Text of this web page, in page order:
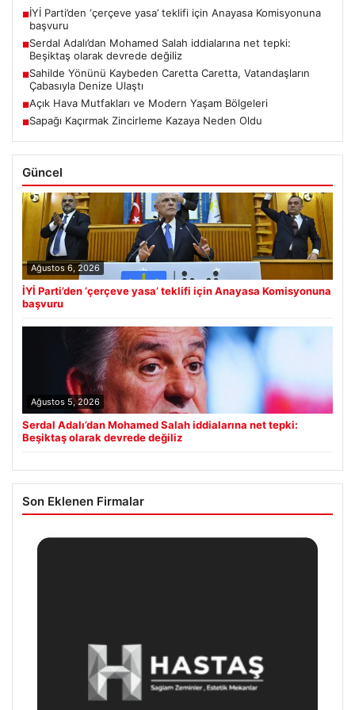
■İYİ Parti’den ‘çerçeve yasa’ teklifi için Anayasa Komisyonuna
başvuru
■Serdal Adalı’dan Mohamed Salah iddialarına net tepki:
Beşiktaş olarak devrede değiliz
■Sahilde Yönünü Kaybeden Caretta Caretta, Vatandaşların
Çabasıyla Denize Ulaştı
■Açık Hava Mutfakları ve Modern Yaşam Bölgeleri
■Sapağı Kaçırmak Zincirleme Kazaya Neden Oldu
Güncel
Ağustos 6, 2026
İYİ Parti’den ‘çerçeve yasa’ teklifi için Anayasa Komisyonuna
başvuru
Ağustos 5, 2026
Serdal Adalı’dan Mohamed Salah iddialarına net tepki:
Beşiktaş olarak devrede değiliz
Son Eklenen Firmalar